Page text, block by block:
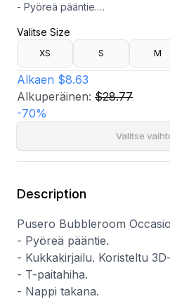
- Pyöreä pääntie.
- T-paitahiha.
- Nappi takana.
- Se voidaan käyttää settinä
Valitse Size
XS S M
Alkaen $8.63
Alkuperäinen: $28.77
-70%
Valitse
Description
Pusero Bubbleroom
- Pyöreä pääntie.
- Kukkakirjailu. Koristeltu
- T-paitahiha.
- Nappi takana.